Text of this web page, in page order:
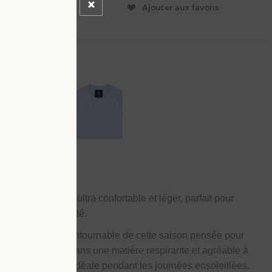
Ajouter aux favoris
, ultra confortable et léger, parfait pour
au long de l’été.
, la pièce incontournable de cette saison pensée pour
Confectionné dans une matière respirante et agréable à
et de légèreté idéale pendant les journées ensoleillées.